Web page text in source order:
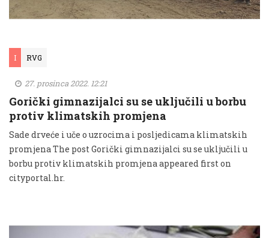
I RVG
27. prosinca 2022. 12:21
Gorički gimnazijalci su se uključili u borbu
protiv klimatskih promjena
Sade drveće i uče o uzrocima i posljedicama klimatskih
promjena The post Gorički gimnazijalci su se uključili u
borbu protiv klimatskih promjena appeared first on
cityportal.hr.